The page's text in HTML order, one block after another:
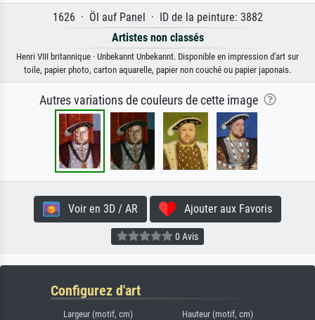
1626 · Öl auf Panel · ID de la peinture: 3882
Artistes non classés
Henri VIII britannique · Unbekannt Unbekannt. Disponible en impression d'art sur
toile, papier photo, carton aquarelle, papier non couché ou papier japonais.
Autres variations de couleurs de cette image
Voir en 3D / AR Ajouter aux Favoris
0 Avis
Configurez d'art
Largeur (motif, cm) Hauteur (motif, cm)